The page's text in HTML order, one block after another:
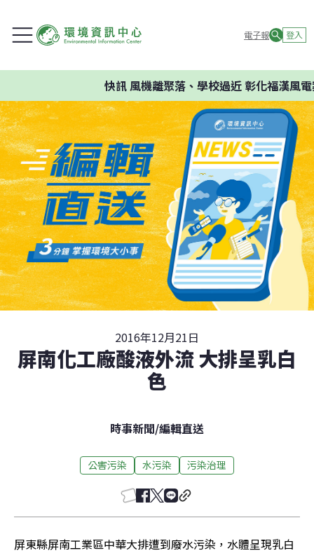
電子報 登入
快訊風機離聚落、學校過近 彰化福漢風電
2016年12月21日
屏南化工廠酸液外流 大排呈乳白
色
時事新聞/編輯直送
公害污染 水污染 污染治理
屏東縣屏南工業區中華大排遭到廢水污染，水體呈現乳白